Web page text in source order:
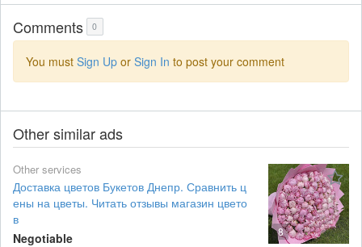
Comments 0
You must Sign Up or Sign In to post your comment
Other similar ads
8
Other services
Доставка цветов Букетов Днепр. Сравнить ц
ены на цветы. Читать отзывы магазин цвето
в
Negotiable